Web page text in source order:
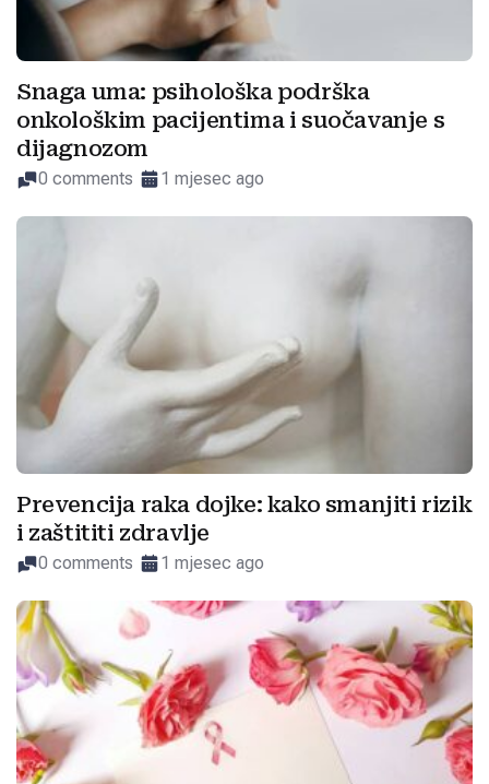
Snaga uma: psihološka podrška
onkološkim pacijentima i suočavanje s
dijagnozom
0 comments 1 mjesec ago
Prevencija raka dojke: kako smanjiti rizik
i zaštititi zdravlje
0 comments 1 mjesec ago